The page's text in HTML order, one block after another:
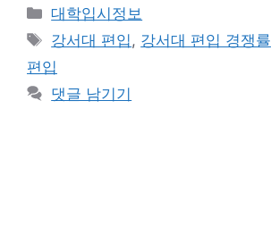
카
테
리
대학입시정보
태
그
강서대 편입, 강서대 편입 경쟁률
편입
댓글 남기기